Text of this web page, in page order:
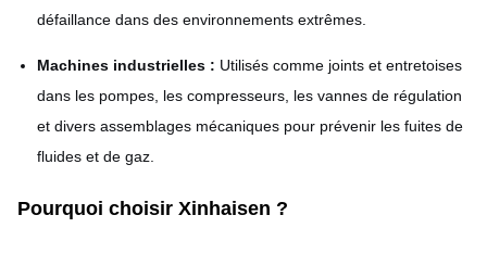
défaillance dans des environnements extrêmes.
Machines industrielles : Utilisés comme joints et entretoises
dans les pompes, les compresseurs, les vannes de régulation
et divers assemblages mécaniques pour prévenir les fuites de
fluides et de gaz.
Pourquoi choisir Xinhaisen ?